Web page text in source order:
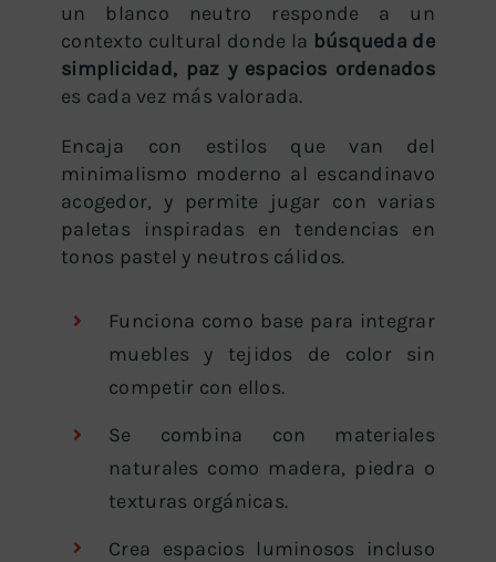
un blanco neutro responde a un
contexto cultural donde la búsqueda de
simplicidad, paz y espacios ordenados
es cada vez más valorada.
Encaja con estilos que van del
minimalismo moderno al escandinavo
acogedor, y permite jugar con varias
paletas inspiradas en tendencias en
tonos pastel y neutros cálidos.
Funciona como base para integrar
muebles y tejidos de color sin
competir con ellos.
Se combina con materiales
naturales como madera, piedra o
texturas orgánicas.
Crea espacios luminosos incluso